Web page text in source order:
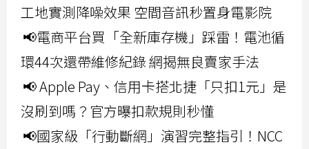
工地實測降噪效果 空間音訊秒置身電影院
📢電商平台買「全新庫存機」踩雷！電池循
環44次還帶維修紀錄 網揭無良賣家手法
📢 Apple Pay、信用卡搭北捷「只扣1元」是
沒刷到嗎？官方曝扣款規則秒懂
📢國家級「行動斷網」演習完整指引！NCC